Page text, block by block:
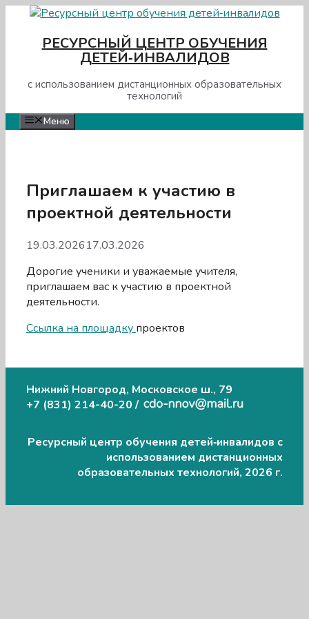
Перейти
содержимому
РЕСУРСНЫЙ ЦЕНТР ОБУЧЕНИЯ
ДЕТЕЙ‑ИНВАЛИДОВ
с использованием дистанционных образовательных
технологий
Меню
Приглашаем к участию в
проектной деятельности
19.03.202617.03.2026
Дорогие ученики и уважаемые учителя,
приглашаем вас к участию в проектной
деятельности.
Ссылка на площадку проектов
Нижний Новгород, Московское ш., 79
+7 (831) 214-40-20 /
Ресурсный центр обучения детей‑инвалидов с
использованием дистанционных
образовательных технологий, 2026 г.